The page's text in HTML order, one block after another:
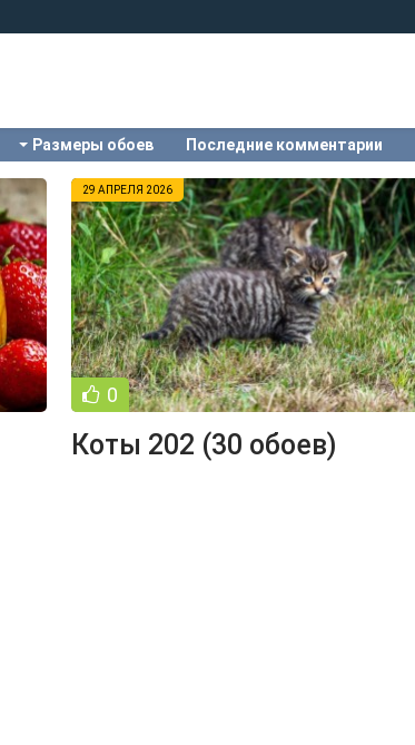
Размеры обоев Последние комментарии
29 АПРЕЛЯ 2026
0
Коты 202 (30 обоев)